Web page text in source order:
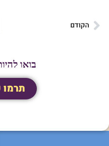
הקודם
בואו
תרמו